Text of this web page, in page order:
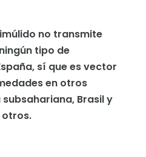
no transmite
tipo de
sí que es vector
en otros
Brasil y
otros.